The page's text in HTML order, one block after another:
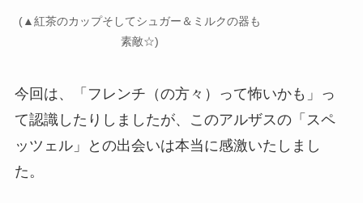
(▲紅茶のカップそしてシュガー＆ミルクの器も
素敵☆)
今回は、「フレンチ（の方々）って怖いかも」っ
て認識したりしましたが、このアルザスの「スペ
ッツェル」との出会いは本当に感激いたしまし
た。